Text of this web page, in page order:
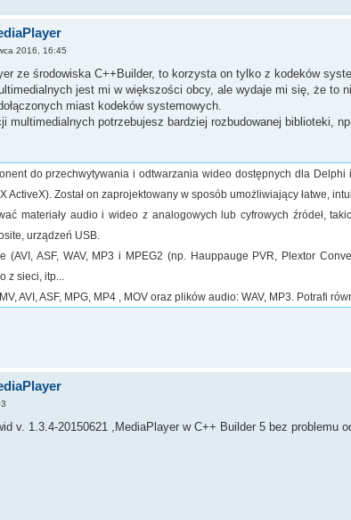
2016, 16:45
ze środowiska C++Builder, to korzysta on tylko z kodeków
jest mi w większości obcy, ale wydaje mi się, że to
miast kodeków systemowych.
multimedialnych potrzebujesz bardziej rozbudowanej biblioteki, np.
do przechwytywania i odtwarzania wideo dostępnych dla
ActiveX). Został on zaprojektowany w sposób umożliwiający łatwe,
materiały audio i wideo z analogowych lub cyfrowych źródeł,
urządzeń USB.
(AVI, ASF, WAV, MP3 i MPEG2 (np. Hauppauge PVR, Plextor
sieci, itp...
AVI, ASF, MPG, MP4 , MOV oraz plików audio: WAV, MP3. Potrafi
v. 1.3.4-20150621 ,MediaPlayer w C++ Builder 5 bez problemu